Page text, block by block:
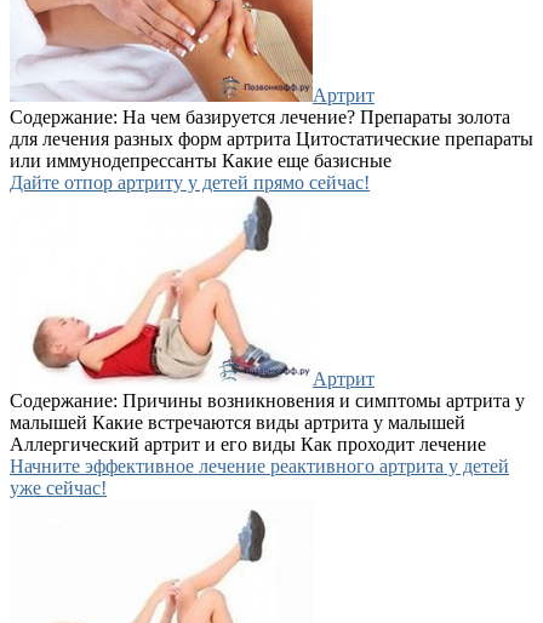
Артрит
Содержание: На чем базируется лечение? Препараты золота
для лечения разных форм артрита Цитостатические препараты
или иммунодепрессанты Какие еще базисные
Дайте отпор артриту у детей прямо сейчас!
Артрит
Содержание: Причины возникновения и симптомы артрита у
малышей Какие встречаются виды артрита у малышей
Аллергический артрит и его виды Как проходит лечение
Начните эффективное лечение реактивного артрита у детей
уже сейчас!